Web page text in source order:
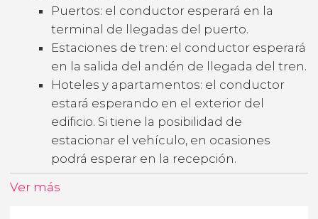
Puertos: el conductor esperará en la
terminal de llegadas del puerto.
Estaciones de tren: el conductor esperará
en la salida del andén de llegada del tren.
Hoteles y apartamentos: el conductor
estará esperando en el exterior del
edificio. Si tiene la posibilidad de
estacionar el vehículo, en ocasiones
podrá esperar en la recepción.
Ver más